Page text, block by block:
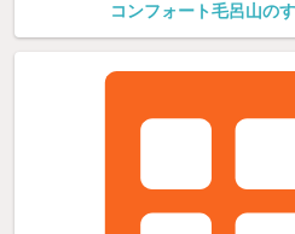
コンフォート毛呂山の